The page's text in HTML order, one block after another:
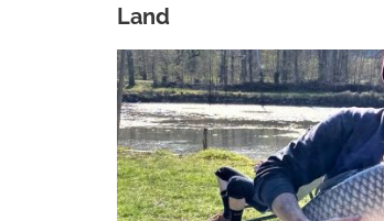
Land
ANKE WIECZOREK